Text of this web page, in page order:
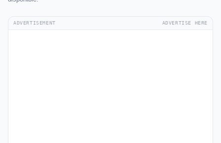
ADVERTISEMENT ADVERTISE HERE